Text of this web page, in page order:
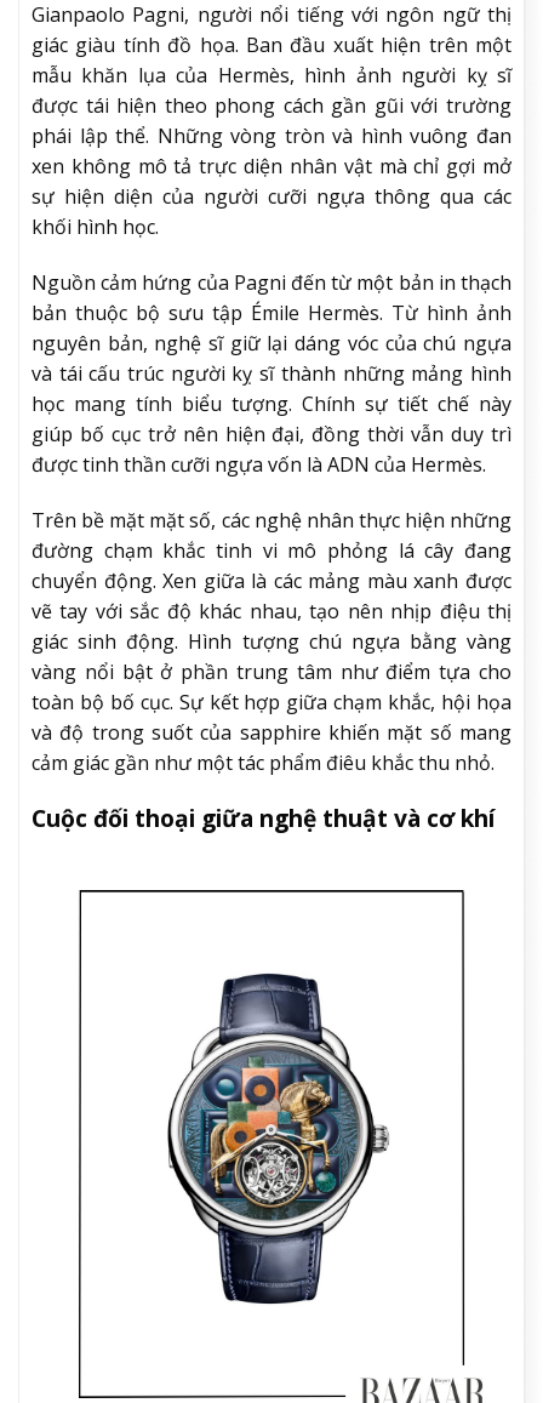
Gianpaolo Pagni, người nổi tiếng với ngôn ngữ thị
giác giàu tính đồ họa. Ban đầu xuất hiện trên một
mẫu khăn lụa của Hermès, hình ảnh người kỵ sĩ
được tái hiện theo phong cách gần gũi với trường
phái lập thể. Những vòng tròn và hình vuông đan
xen không mô tả trực diện nhân vật mà chỉ gợi mở
sự hiện diện của người cưỡi ngựa thông qua các
khối hình học.
Nguồn cảm hứng của Pagni đến từ một bản in thạch
bản thuộc bộ sưu tập Émile Hermès. Từ hình ảnh
nguyên bản, nghệ sĩ giữ lại dáng vóc của chú ngựa
và tái cấu trúc người kỵ sĩ thành những mảng hình
học mang tính biểu tượng. Chính sự tiết chế này
giúp bố cục trở nên hiện đại, đồng thời vẫn duy trì
được tinh thần cưỡi ngựa vốn là ADN của Hermès.
Trên bề mặt mặt số, các nghệ nhân thực hiện những
đường chạm khắc tinh vi mô phỏng lá cây đang
chuyển động. Xen giữa là các mảng màu xanh được
vẽ tay với sắc độ khác nhau, tạo nên nhịp điệu thị
giác sinh động. Hình tượng chú ngựa bằng vàng
vàng nổi bật ở phần trung tâm như điểm tựa cho
toàn bộ bố cục. Sự kết hợp giữa chạm khắc, hội họa
và độ trong suốt của sapphire khiến mặt số mang
cảm giác gần như một tác phẩm điêu khắc thu nhỏ.
Cuộc đối thoại giữa nghệ thuật và cơ khí